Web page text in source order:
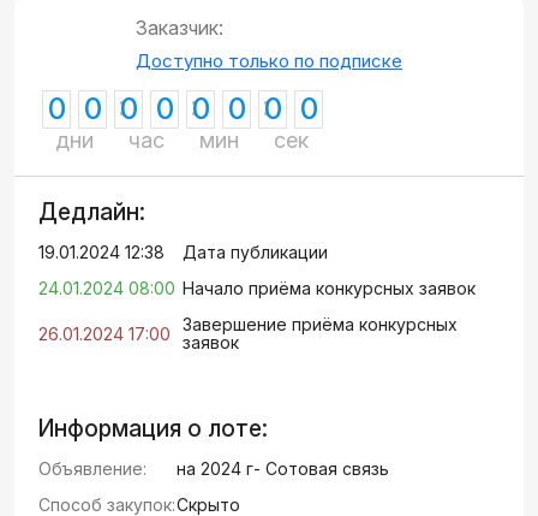
Заказчик:
Доступно только по подписке
0 0
дни
0 0
час
0 0
мин
0 0
сек
Дедлайн:
19.01.2024 12:38
Дата публикации
24.01.2024 08:00 Начало приёма конкурсных заявок
26.01.2024 17:00
Завершение приёма конкурсных
заявок
Информация о лоте:
Объявление:
на 2024 г- Сотовая связь
Способ закупок:Скрыто